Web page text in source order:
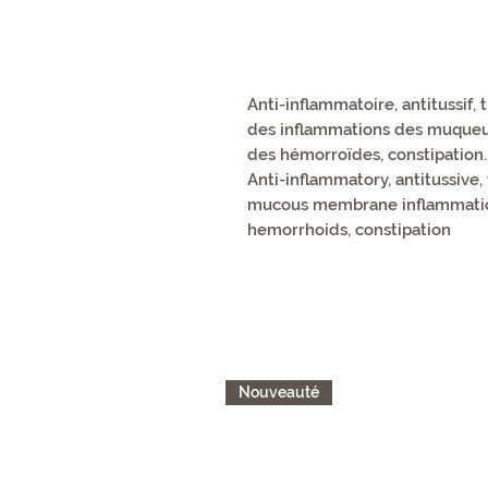
Anti-inflammatoire, antitussif,
des inflammations des
des hémorroïdes, constipation.
Anti-inflammatory,
mucous membrane
hemorrhoids, constipation
Nouveauté